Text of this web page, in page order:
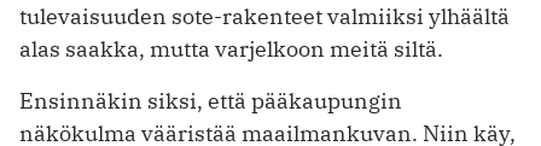
tulevaisuuden sote-rakenteet valmiiksi ylhäältä
alas saakka, mutta varjelkoon meitä siltä.
Ensinnäkin siksi, että pääkaupungin
näkökulma vääristää maailmankuvan. Niin käy,